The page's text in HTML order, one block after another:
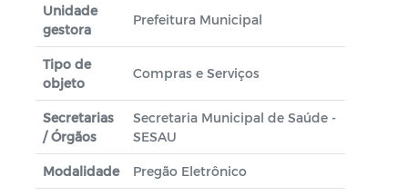
Unidade
gestora
Prefeitura Municipal
Tipo de
objeto
Compras e Serviços
Secretarias
/ Órgãos
Secretaria Municipal de Saúde -
SESAU
Modalidade Pregão Eletrônico